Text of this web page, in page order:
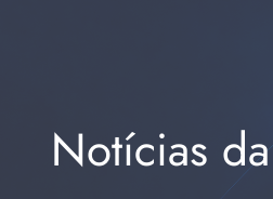
Notícias